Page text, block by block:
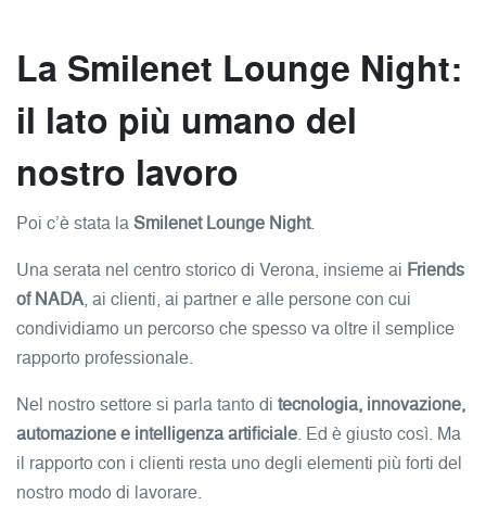
La Smilenet Lounge Night:
il lato più umano del
nostro lavoro
Poi c’è stata la Smilenet Lounge Night.
Una serata nel centro storico di Verona, insieme ai Friends
of NADA, ai clienti, ai partner e alle persone con cui
condividiamo un percorso che spesso va oltre il semplice
rapporto professionale.
Nel nostro settore si parla tanto di tecnologia, innovazione,
automazione e intelligenza artificiale. Ed è giusto così. Ma
il rapporto con i clienti resta uno degli elementi più forti del
nostro modo di lavorare.